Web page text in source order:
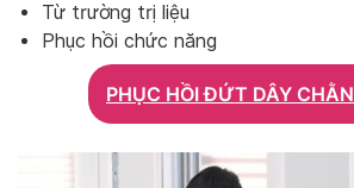
Từ trường trị liệu
Phục hồi chức năng
PHỤC HỒI ĐỨT DÂY